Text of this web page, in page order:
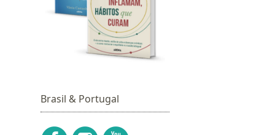
Brasil & Portugal